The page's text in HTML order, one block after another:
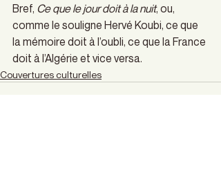
Bref, Ce que le jour doit à la nuit, ou,
comme le souligne Hervé Koubi, ce que
la mémoire doit à l’oubli, ce que la France
doit à l’Algérie et vice versa.
Couvertures culturelles